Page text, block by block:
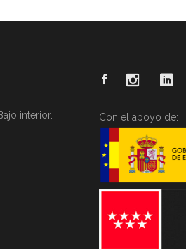
interior.
Con el apoyo de: